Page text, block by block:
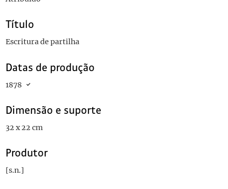
Título
Escritura de partilha
Datas de produção
1878
Dimensão e suporte
32 x 22 cm
Produtor
[s.n.]